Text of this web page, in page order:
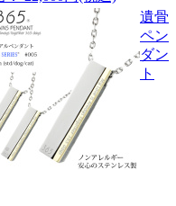
遺骨
ペン
ダン
ト